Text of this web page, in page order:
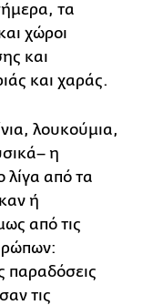
τα
χώροι
και
και χαράς.
λουκούμια,
η
λίγα από τα
ή
από τις
παραδόσεις
τις